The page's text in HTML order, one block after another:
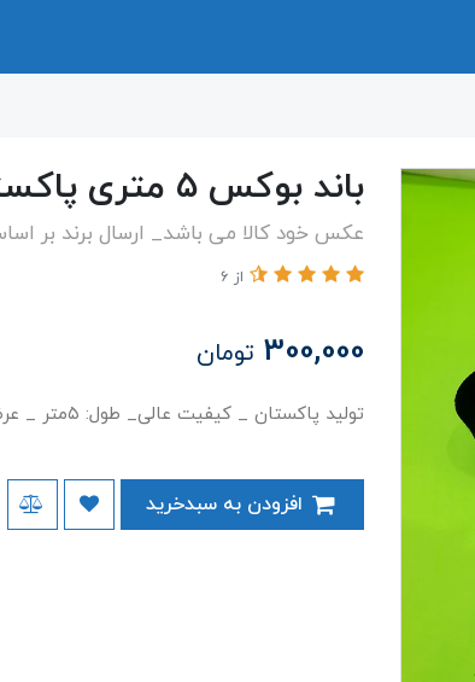
باند بوکس ۵ متری پاکستانی
عکس خود کالا می باشد_ ارسال برند بر
از 6
300,000 تومان
تولید پاکستان _ کیفیت عالی_ طول: ۵متر _ عرض: ۵ سانت